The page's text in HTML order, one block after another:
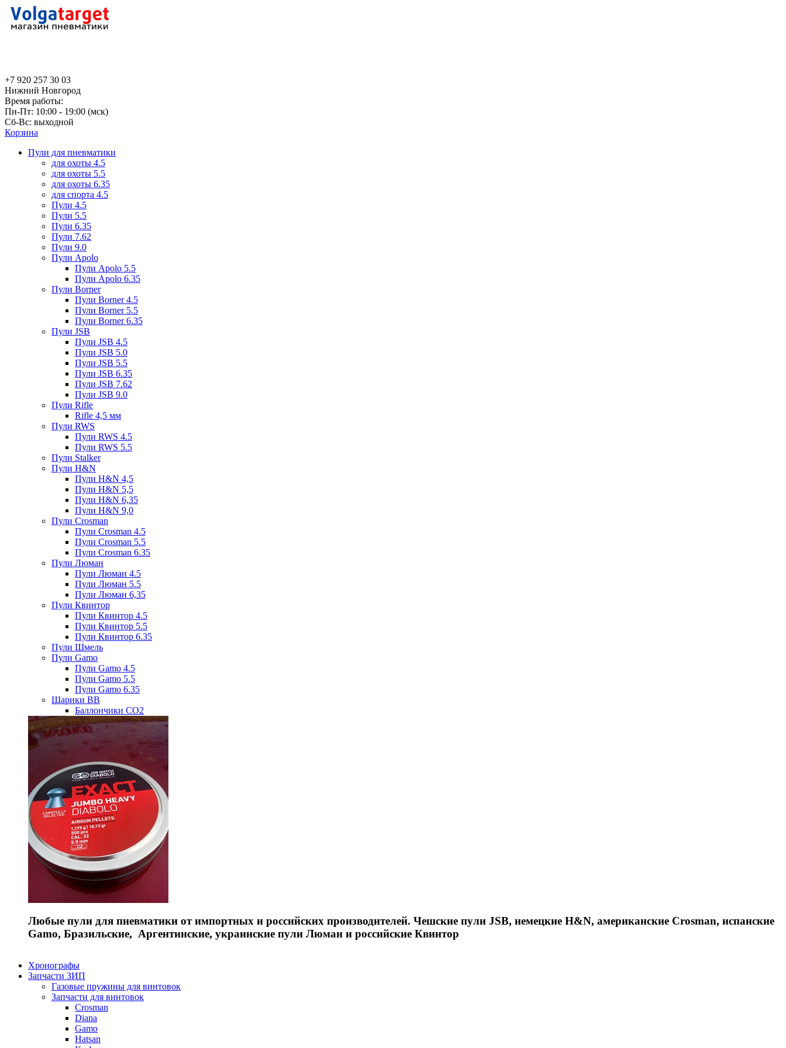
+7 920 257 30 03
Нижний Новгород
Время работы:
Пн-Пт: 10:00 - 19:00 (мск)
Сб-Вс: выходной
Корзина
Пули для пневматики
для охоты 4.5
для охоты 5.5
для охоты 6.35
для спорта 4.5
Пули 4.5
Пули 5.5
Пули 6.35
Пули 7.62
Пули 9.0
Пули Apolo
Пули Apolo 5.5
Пули Apolo 6.35
Пули Borner
Пули Borner 4.5
Пули Borner 5.5
Пули Borner 6.35
Пули JSB
Пули JSB 4.5
Пули JSB 5.0
Пули JSB 5.5
Пули JSB 6.35
Пули JSB 7.62
Пули JSB 9.0
Пули Rifle
Rifle 4,5 мм
Пули RWS
Пули RWS 4.5
Пули RWS 5.5
Пули Stalker
Пули H&N
Пули H&N 4,5
Пули H&N 5,5
Пули H&N 6,35
Пули H&N 9,0
Пули Crosman
Пули Crosman 4.5
Пули Crosman 5.5
Пули Crosman 6.35
Пули Люман
Пули Люман 4.5
Пули Люман 5.5
Пули Люман 6,35
Пули Квинтор
Пули Квинтор 4.5
Пули Квинтор 5.5
Пули Квинтор 6.35
Пули Шмель
Пули Gamo
Пули Gamo 4.5
Пули Gamo 5.5
Пули Gamo 6.35
Шарики BB
Баллончики CO2
Любые пули для пневматики от импортных и российских производителей. Чешские пули JSB, немецкие H&N, американские Crosman, испанские
Gamo, Бразильские, Аргентинские, украинские пули Люман и российские Квинтор
Хронографы
Запчасти ЗИП
Газовые пружины для винтовок
Запчасти для винтовок
Crosman
Diana
Gamo
Hatsan